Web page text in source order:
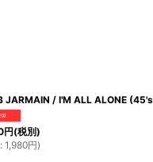
JARMAIN / I'M ALL ALONE
円(税別)
: 1,980円)